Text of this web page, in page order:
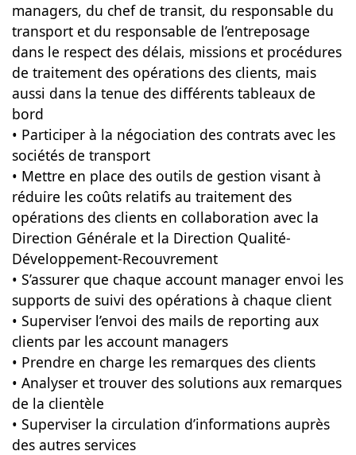
managers, du chef de transit, du responsable du
transport et du responsable de l’entreposage
dans le respect des délais, missions et procédures
de traitement des opérations des clients, mais
aussi dans la tenue des différents tableaux de
bord
• Participer à la négociation des contrats avec les
sociétés de transport
• Mettre en place des outils de gestion visant à
réduire les coûts relatifs au traitement des
opérations des clients en collaboration avec la
Direction Générale et la Direction Qualité-
Développement-Recouvrement
• S’assurer que chaque account manager envoi les
supports de suivi des opérations à chaque client
• Superviser l’envoi des mails de reporting aux
clients par les account managers
• Prendre en charge les remarques des clients
• Analyser et trouver des solutions aux remarques
de la clientèle
• Superviser la circulation d’informations auprès
des autres services